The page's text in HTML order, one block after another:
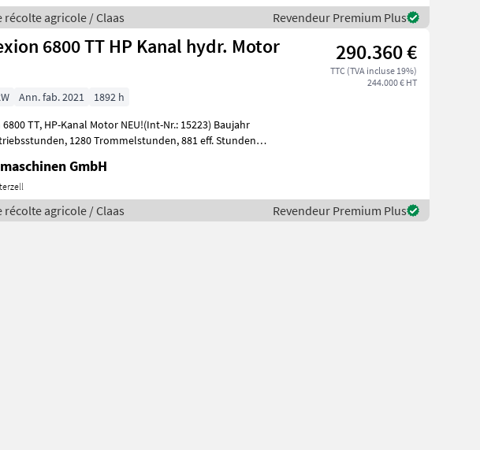
récolte agricole / Claas Revendeur Premium Plus
6800 TT HP Kanal hydr. Motor
290.360 €
TTC (TVA incluse 19%)
244.000 € HT
Ann. fab. 2021
1892 h
Nr.: 15223) Baujahr
881 eff. Stunden,
GmbH
récolte agricole / Claas Revendeur Premium Plus